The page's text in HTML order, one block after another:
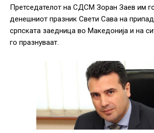
Претседателот на СДСМ Зоран Заев им
денешниот празник Свети Сава на
српската заедница во Македонија и на
го празнуваат.